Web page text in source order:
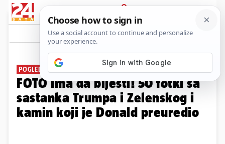
PRIJAVA
Galerija Komentari
POGLEDAJTE FOTOGRAFIJE
FOTO Ima da blješti! 50 fotki sa
sastanka Trumpa i Zelenskog i
kamin koji je Donald preuredio